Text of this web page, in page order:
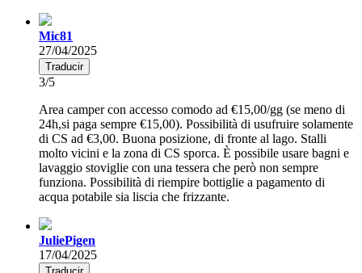
Mic81
27/04/2025
Traducir
3/5
Area camper con accesso comodo ad €15,00/gg (se meno di
24h,si paga sempre €15,00). Possibilità di usufruire solamente
di CS ad €3,00. Buona posizione, di fronte al lago. Stalli
molto vicini e la zona di CS sporca. È possibile usare bagni e
lavaggio stoviglie con una tessera che però non sempre
funziona. Possibilità di riempire bottiglie a pagamento di
acqua potabile sia liscia che frizzante.
JuliePigen
17/04/2025